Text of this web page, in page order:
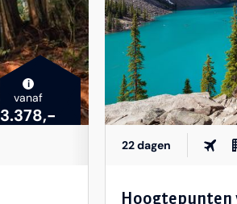
i
vanaf
3.378,-
22 dagen
Hoogtepunten